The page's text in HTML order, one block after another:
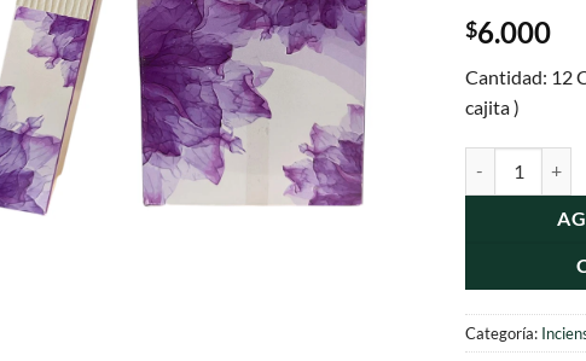
$6.000
Cantidad: 12
cajita )
Categoría: